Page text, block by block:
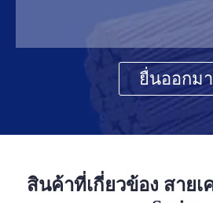
ยื่นออกมา
สินค้าที่เกี่ยวข้อง สายเ